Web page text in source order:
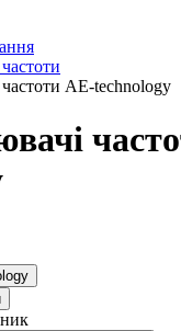
AE-technology